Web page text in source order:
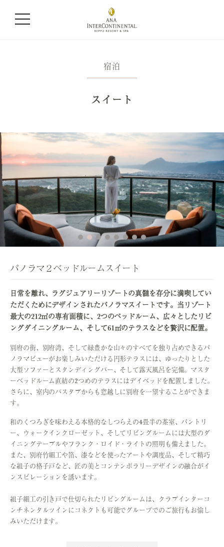
宿泊
スイート
パノラマ２ベッドルームスイート
日常を離れ、ラグジュアリーリゾートの真髄を存分に満喫してい
ただくためにデザインされたパノラマスイートです。当リゾート
最大の212㎡の専有面積に、2つのベッドルーム、広々としたリビ
ングダイニングルーム、そして61㎡のテラスなどを贅沢に配置。
別府の街、別府湾、そして緑豊かな山々のすべてを独り占めできるパ
ノラマビューがお楽しみいただける円形テラスには、ゆったりとした
大型ソファーとスタンディングバー、そして露天風呂を完備。マスタ
ーベッドルーム直結の2つめのテラスにはデイベッドを配置しました。
さらに、室内のバスタブからも窓越しに別府を一望することができま
す。
和のくつろぎを味わえる本格的なしつらえの4畳半の茶室、パントリ
ー、ウォークインクローゼット、そしてリビングルームには大型のダ
イニングテーブルやフランク・ロイド・ライトの照明も備えました。
また、別府竹細工や箔、漆などを使ったアートや調度品、そして精巧
な組子の格子戸など、匠の美とコンテンポラリーデザインの融合がイ
ンスピレーションを誘います。
組子細工の引き戸で仕切られたリビングルームは、
クラブインターコ
ンチネンタルツインにコネクトも可能でグループでのご旅行もお愉し
みいただけます。